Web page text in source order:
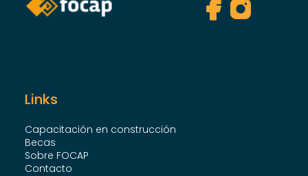
Links
Capacitación en construcción
Becas
Sobre FOCAP
Contacto